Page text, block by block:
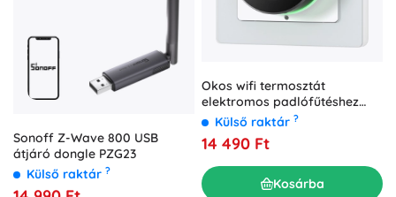
Sonoff Z-Wave 800 USB
átjáró dongle PZG23
Külső raktár ?
Okos wifi termosztát
elektromos padlófűtéshez
avatto
Külső raktár ?
14 490 Ft
Kosárba